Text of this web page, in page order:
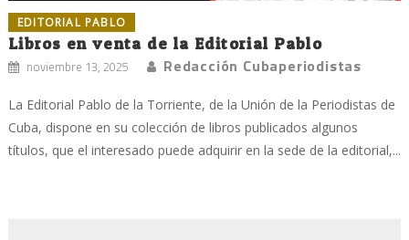
EDITORIAL PABLO
Libros en venta de la Editorial Pablo
noviembre 13, 2025 Redacción Cubaperiodistas
La Editorial Pablo de la Torriente, de la Unión de la Periodistas de
Cuba, dispone en su colección de libros publicados algunos
títulos, que el interesado puede adquirir en la sede de la editorial,...